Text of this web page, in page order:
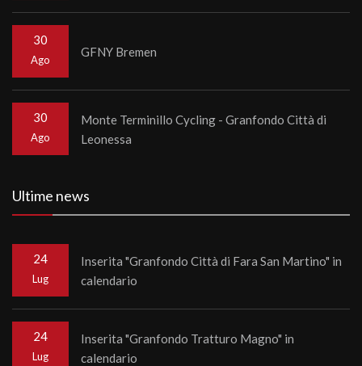
30
Ago
GFNY Bremen
30
Ago
Monte Terminillo Cycling - Granfondo Città di
Leonessa
Ultime news
24
Lug
Inserita "Granfondo Città di Fara San Martino" in
calendario
24
Lug
Inserita "Granfondo Tratturo Magno" in
calendario